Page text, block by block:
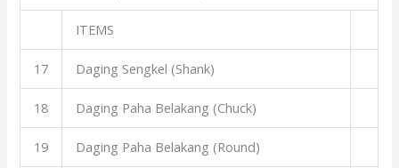
ITEMS
17 Daging Sengkel (Shank)
18 Daging Paha Belakang (Chuck)
19 Daging Paha Belakang (Round)